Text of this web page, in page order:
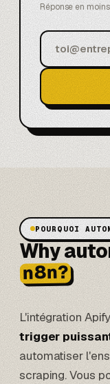
Réponse en
POURQUOI
Why
n8n?
L'intégration
trigger
automatiser
scraping. Vous